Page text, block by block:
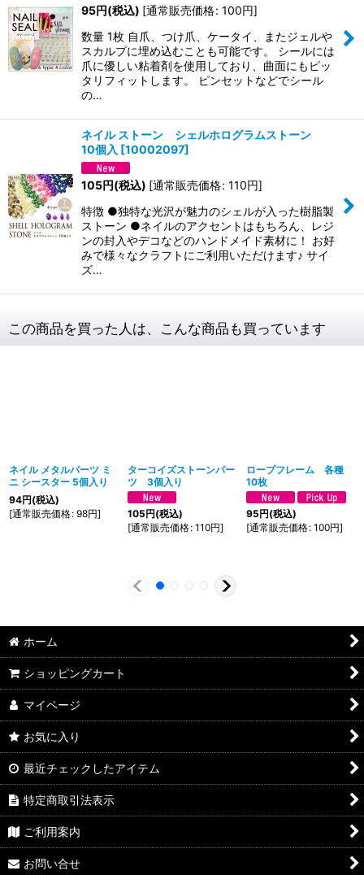
95円(税込) [通常販売価格: 100円]
数量 1枚 自爪、つけ爪、ケータイ、またジェルや
スカルプに埋め込むことも可能です。 シールには
爪に優しい粘着剤を使用しており、曲面にもピッ
タリフィットします。 ピンセットなどでシール
の…
ネイル ストーン シェルホログラムストーン
10個入 [10002097]
105円(税込) [通常販売価格: 110円]
特徴 ●独特な光沢が魅力のシェルが入った樹脂製
ストーン ●ネイルのアクセントはもちろん、レジ
ンの封入やデコなどのハンドメイド素材に！ お好
みで様々なクラフトにご利用いただけます♪ サイ
ズ…
この商品を買った人は、こんな商品も買っています
ネイル メタルパーツ ミ
ニ シースター 5個入り
94円(税込)
[通常販売価格: 98円]
ターコイズストーンパー
ツ 3個入り
105円(税込)
[通常販売価格: 110円]
ロープフレーム 各種
10枚
95円(税込)
[通常販売価格: 100円]
ホーム
ショッピングカート
マイページ
お気に入り
最近チェックしたアイテム
特定商取引法表示
ご利用案内
お問い合せ